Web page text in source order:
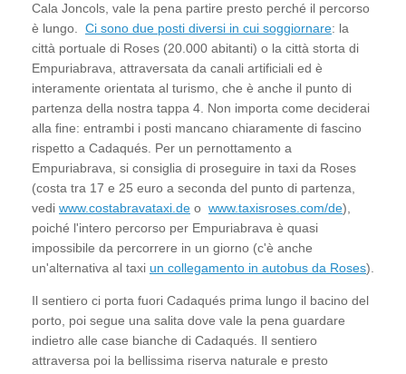
Cala Joncols, vale la pena partire presto perché il percorso
è lungo. Ci sono due posti diversi in cui soggiornare: la
città portuale di Roses (20.000 abitanti) o la città storta di
Empuriabrava, attraversata da canali artificiali ed è
interamente orientata al turismo, che è anche il punto di
partenza della nostra tappa 4. Non importa come deciderai
alla fine: entrambi i posti mancano chiaramente di fascino
rispetto a Cadaqués. Per un pernottamento a
Empuriabrava, si consiglia di proseguire in taxi da Roses
(costa tra 17 e 25 euro a seconda del punto di partenza,
vedi www.costabravataxi.de o www.taxisroses.com/de),
poiché l'intero percorso per Empuriabrava è quasi
impossibile da percorrere in un giorno (c'è anche
un'alternativa al taxi un collegamento in autobus da Roses).
Il sentiero ci porta fuori Cadaqués prima lungo il bacino del
porto, poi segue una salita dove vale la pena guardare
indietro alle case bianche di Cadaqués. Il sentiero
attraversa poi la bellissima riserva naturale e presto